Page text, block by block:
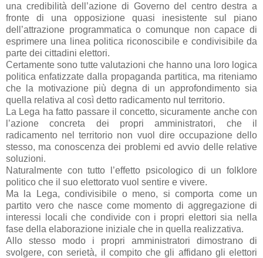
una credibilità dell’azione di Governo del centro destra a
fronte di una opposizione quasi inesistente sul piano
dell’attrazione programmatica o comunque non capace di
esprimere una linea politica riconoscibile e condivisibile da
parte dei cittadini elettori.
Certamente sono tutte valutazioni che hanno una loro logica
politica enfatizzate dalla propaganda partitica, ma riteniamo
che la motivazione più degna di un approfondimento sia
quella relativa al così detto radicamento nul territorio.
La Lega ha fatto passare il concetto, sicuramente anche con
l’azione concreta dei propri amministratori, che il
radicamento nel territorio non vuol dire occupazione dello
stesso, ma conoscenza dei problemi ed avvio delle relative
soluzioni.
Naturalmente con tutto l’effetto psicologico di un folklore
politico che il suo elettorato vuol sentire e vivere.
Ma la Lega, condivisibile o meno, si comporta come un
partito vero che nasce come momento di aggregazione di
interessi locali che condivide con i propri elettori sia nella
fase della elaborazione iniziale che in quella realizzativa.
Allo stesso modo i propri amministratori dimostrano di
svolgere, con serietà, il compito che gli affidano gli elettori